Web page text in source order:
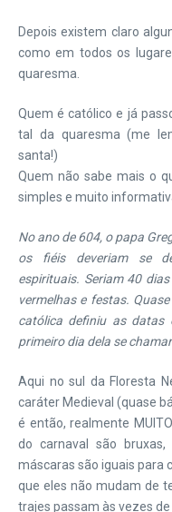
Depois existem claro
como em todos os
quaresma.
Quem é católico e já
tal da quaresma (me
santa!)
Quem não sabe mais o
simples e muito
No ano de 604, o papa
os fiéis deveriam se
espirituais. Seriam 40
vermelhas e festas.
católica definiu as datas
primeiro dia dela se
Aqui no sul da Floresta
caráter Medieval (quase
é então, realmente
do carnaval são
máscaras são iguais para
que eles não mudam de
trajes passam às vezes de